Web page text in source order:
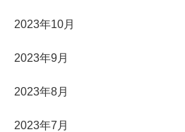
2023年10月
2023年9月
2023年8月
2023年7月